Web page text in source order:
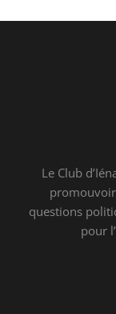
Le Club
questions
pour